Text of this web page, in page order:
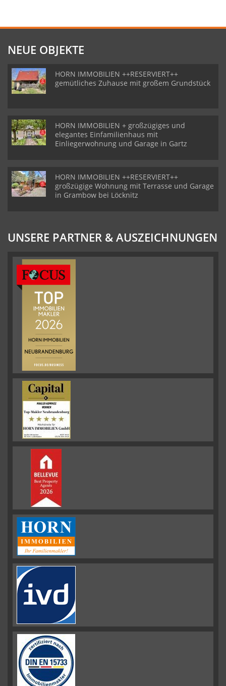
NEUE OBJEKTE
HORN IMMOBILIEN ++RESERVIERT++
gemütliches Zuhause mit großem Grundstück
HORN IMMOBILIEN + großzügiges und
elegantes Einfamilienhaus mit
Einliegerwohnung und Garage in Gartz
HORN IMMOBILIEN ++RESERVIERT++
großzügige Wohnung mit Terrasse und Garage
in Grambow bei Löcknitz
UNSERE PARTNER & AUSZEICHNUNGEN